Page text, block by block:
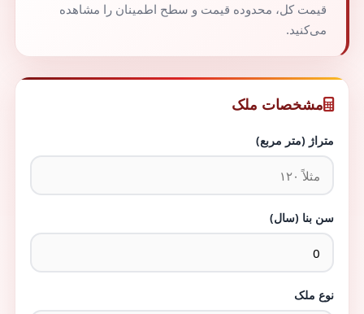
قیمت کل، محدوده قیمت و سطح اطمینان را مشاهده
می‌کنید.
مشخصات ملک
متراژ (متر مربع)
سن بنا (سال)
نوع ملک